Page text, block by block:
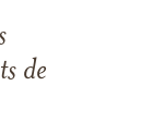
de